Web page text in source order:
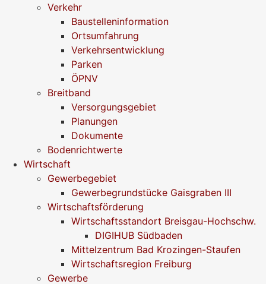
Verkehr
Baustelleninformation
Ortsumfahrung
Verkehrsentwicklung
Parken
ÖPNV
Breitband
Versorgungsgebiet
Planungen
Dokumente
Bodenrichtwerte
Wirtschaft
Gewerbegebiet
Gewerbegrundstücke Gaisgraben III
Wirtschaftsförderung
Wirtschaftsstandort Breisgau-Hochschw.
DIGIHUB Südbaden
Mittelzentrum Bad Krozingen-Staufen
Wirtschaftsregion Freiburg
Gewerbe